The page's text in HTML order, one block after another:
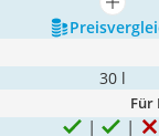
mehr
30 l
Für